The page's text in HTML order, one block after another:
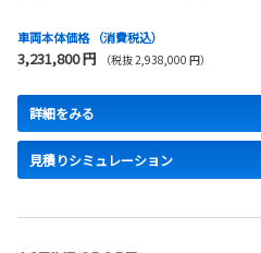
車両本体価格 （消費税込）
3,231,800 円 （税抜 2,938,000 円）
詳細をみる
見積りシミュレーション